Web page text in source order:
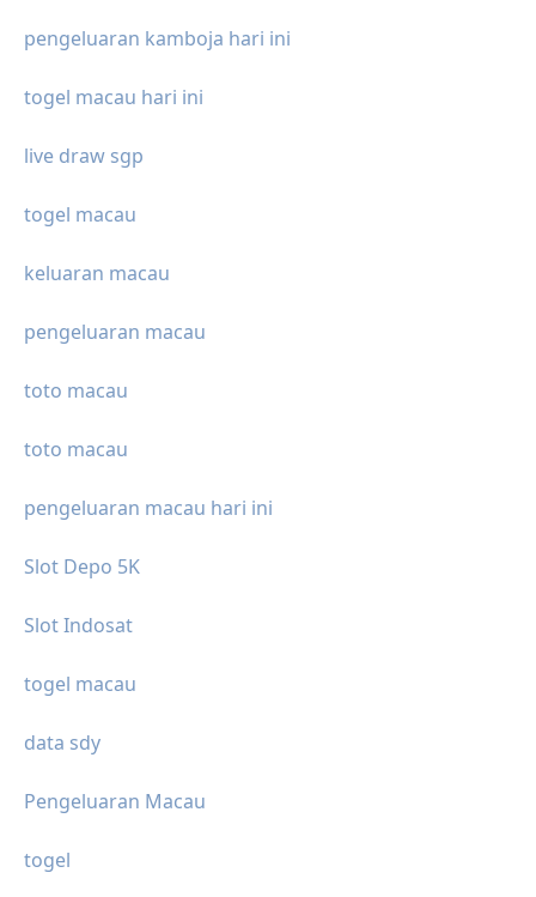
pengeluaran kamboja hari ini
togel macau hari ini
live draw sgp
togel macau
keluaran macau
pengeluaran macau
toto macau
toto macau
pengeluaran macau hari ini
Slot Depo 5K
Slot Indosat
togel macau
data sdy
Pengeluaran Macau
togel